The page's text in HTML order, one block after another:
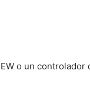
o un